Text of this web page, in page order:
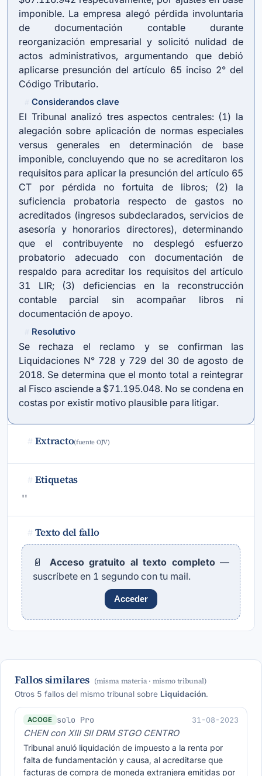
imponible. La empresa alegó pérdida involuntaria
de documentación contable durante
reorganización empresarial y solicitó nulidad de
actos administrativos, argumentando que debió
aplicarse presunción del artículo 65 inciso 2° del
Código Tributario.
Considerandos clave
El Tribunal analizó tres aspectos centrales: (1) la
alegación sobre aplicación de normas especiales
versus generales en determinación de base
imponible, concluyendo que no se acreditaron los
requisitos para aplicar la presunción del artículo 65
CT por pérdida no fortuita de libros; (2) la
suficiencia probatoria respecto de gastos no
acreditados (ingresos subdeclarados, servicios de
asesoría y honorarios directores), determinando
que el contribuyente no desplegó esfuerzo
probatorio adecuado con documentación de
respaldo para acreditar los requisitos del artículo
31 LIR; (3) deficiencias en la reconstrucción
contable parcial sin acompañar libros ni
documentación de apoyo.
Resolutivo
Se rechaza el reclamo y se confirman las
Liquidaciones N° 728 y 729 del 30 de agosto de
2018. Se determina que el monto total a reintegrar
al Fisco asciende a $71.195.048. No se condena en
costas por existir motivo plausible para litigar.
# Extracto(fuente OJV)
# Etiquetas
''
# Texto del fallo
📄 Acceso gratuito al texto completo—
suscríbete en 1 segundo con tu mail.
Acceder
Fallos similares (misma materia · mismo tribunal)
Otros 5 fallos del mismo tribunal sobre Liquidación.
ACOGE solo Pro 31-08-2023
CHEN con XIII SII DRM STGO CENTRO
Tribunal anuló liquidación de impuesto a la renta por
falta de fundamentación y causa, al acreditarse que
facturas de compra de moneda extranjera emitidas por